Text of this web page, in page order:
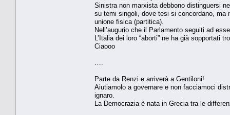
Sinistra non marxista debbono distinguersi
su temi singoli, dove tesi si concordano, ma
unione fisica (partitica).
Nell’augurio che il Parlamento seguiti ad
L’Italia dei loro “aborti” ne ha già sopportati
Ciaooo
Parte da Renzi e arriverà a Gentiloni!
Aiutiamolo a governare e non facciamoci
ignaro.
La Democrazia è nata in Grecia tra le